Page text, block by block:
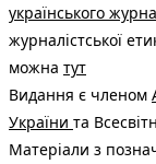
українського
журналістської
можна тут
Видання є членом
України та
Матеріали з